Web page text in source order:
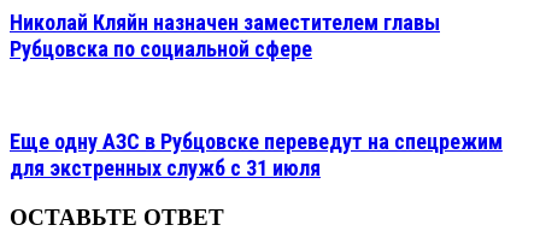
Николай Кляйн назначен заместителем главы
Рубцовска по социальной сфере
Еще одну АЗС в Рубцовске переведут на спецрежим
для экстренных служб с 31 июля
ОСТАВЬТЕ ОТВЕТ